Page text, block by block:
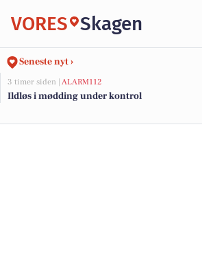
VORES Skagen
Seneste nyt ›
3 timer siden | ALARM112
Ildløs i mødding under kontrol